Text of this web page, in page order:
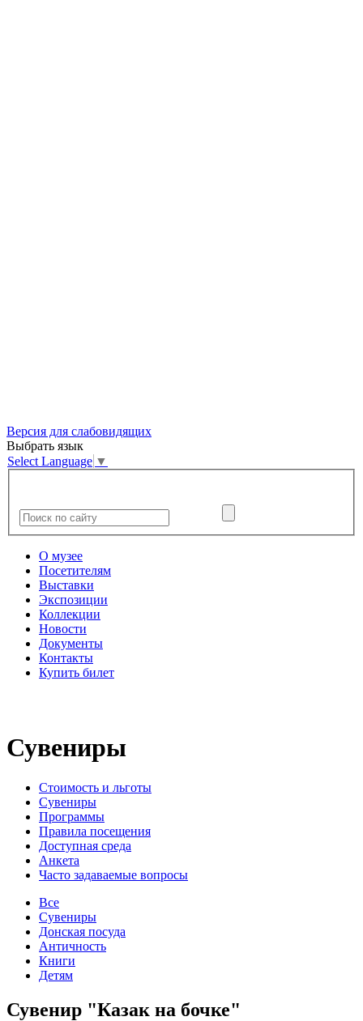
Версия для слабовидящих
Выбрать язык
Select Language ▼
О музее
Посетителям
Выставки
Экспозиции
Коллекции
Новости
Документы
Контакты
Купить билет
Сувениры
Стоимость и льготы
Сувениры
Программы
Правила посещения
Доступная среда
Анкета
Часто задаваемые вопросы
Все
Сувениры
Донская посуда
Античность
Книги
Детям
Сувенир "Казак на бочке"